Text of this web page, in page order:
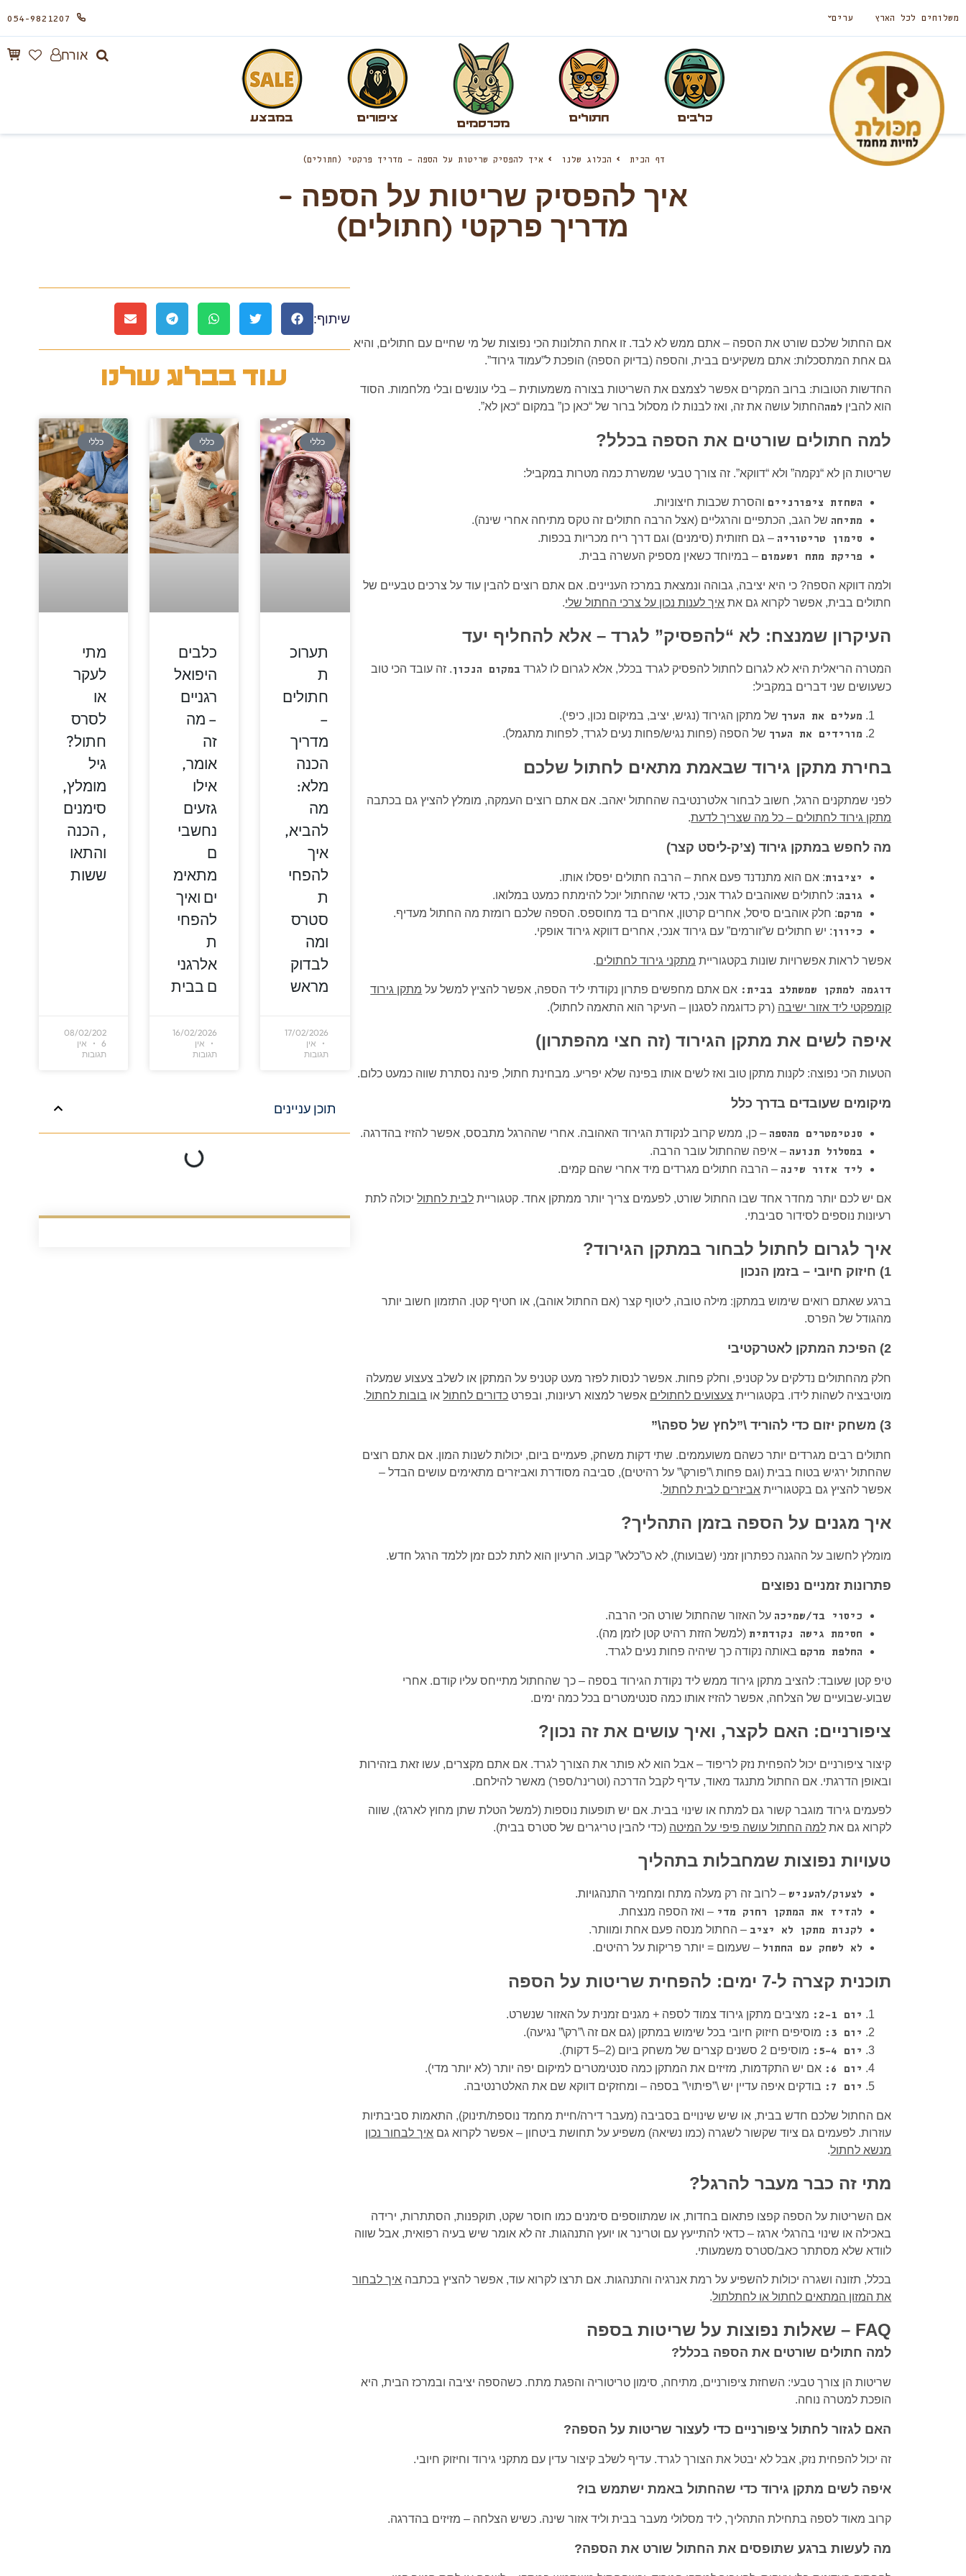
משלוחים לכל הארץ ערים 054-9821207
כלבים חתולים
מכרסמים
ציפורים במבצע
אורח
דף הבית הבלוג שלנו איך להפסיק שריטות על הספה – מדריך פרקטי (חתולים)
איך להפסיק שריטות על הספה –
מדריך פרקטי (חתולים)
אם החתול שלכם שורט את הספה – אתם ממש לא לבד. זו אחת התלונות הכי נפוצות של מי שחיים עם חתולים, והיא
גם אחת המתסכלות: אתם משקיעים בבית, והספה (בדיוק הספה) הופכת ל”עמוד גירוד”.
החדשות הטובות: ברוב המקרים אפשר לצמצם את השריטות בצורה משמעותית – בלי עונשים ובלי מלחמות. הסוד
הוא להבין למההחתול עושה את זה, ואז לבנות לו מסלול ברור של “כאן כן” במקום “כאן לא”.
למה חתולים שורטים את הספה בכלל?
שריטות הן לא “נקמה” ולא “דווקא”. זה צורך טבעי שמשרת כמה מטרות במקביל:
השחזת ציפורניים והסרת שכבות חיצוניות.
מתיחה של הגב, הכתפיים והרגליים (אצל הרבה חתולים זה טקס מתיחה אחרי שינה).
סימון טריטוריה – גם חזותית (סימנים) וגם דרך ריח מכריות בכפות.
פריקת מתח ושעמום – במיוחד כשאין מספיק העשרה בבית.
ולמה דווקא הספה? כי היא יציבה, גבוהה ונמצאת במרכז העניינים. אם אתם רוצים להבין עוד על צרכים טבעיים של
חתולים בבית, אפשר לקרוא גם את איך לענות נכון על צרכי החתול שלי.
העיקרון שמנצח: לא “להפסיק” לגרד – אלא להחליף יעד
המטרה הריאלית היא לא לגרום לחתול להפסיק לגרד בכלל, אלא לגרום לו לגרד במקום הנכון . זה עובד הכי טוב
כשעושים שני דברים במקביל:
מעלים את הערך של מתקן הגירוד (נגיש, יציב, במיקום נכון, כיפי).
מורידים את הערך של הספה (פחות נגיש/פחות נעים לגרד, לפחות מתגמל).
בחירת מתקן גירוד שבאמת מתאים לחתול שלכם
לפני שמתקנים הרגל, חשוב לבחור אלטרנטיבה שהחתול יאהב. אם אתם רוצים העמקה, מומלץ להציץ גם בכתבה
מתקן גירוד לחתולים – כל מה שצריך לדעת.
מה לחפש במתקן גירוד (צ’ק-ליסט קצר)
יציבות: אם הוא מתנדנד פעם אחת – הרבה חתולים יפסלו אותו.
גובה: לחתולים שאוהבים לגרד אנכי, כדאי שהחתול יוכל להימתח כמעט במלואו.
מרקם: חלק אוהבים סיסל, אחרים קרטון, אחרים בד מחוספס. הספה שלכם רומזת מה החתול מעדיף.
כיוון : יש חתולים ש”זורמים” עם גירוד אנכי, אחרים דווקא גירוד אופקי.
אפשר לראות אפשרויות שונות בקטגוריית מתקני גירוד לחתולים.
דוגמה למתקן שמשתלב בבית: אם אתם מחפשים פתרון נקודתי ליד הספה, אפשר להציץ למשל על מתקן גירוד
קומפקטי ליד אזור ישיבה (רק כדוגמה לסגנון – העיקר הוא התאמה לחתול).
איפה לשים את מתקן הגירוד (זה חצי מהפתרון)
הטעות הכי נפוצה: לקנות מתקן טוב ואז לשים אותו בפינה שלא יפריע. מבחינת חתול, פינה נסתרת שווה כמעט כלום.
מיקומים שעובדים בדרך כלל
סנטימטרים מהספה – כן, ממש קרוב לנקודת הגירוד האהובה. אחרי שההרגל מתבסס, אפשר להזיז בהדרגה.
במסלול תנועה – איפה שהחתול עובר הרבה.
ליד אזור שינה – הרבה חתולים מגרדים מיד אחרי שהם קמים.
אם יש לכם יותר מחדר אחד שבו החתול שורט, לפעמים צריך יותר ממתקן אחד. קטגוריית לבית לחתוליכולה לתת
רעיונות נוספים לסידור סביבתי.
איך לגרום לחתול לבחור במתקן הגירוד?
1) חיזוק חיובי – בזמן הנכון
ברגע שאתם רואים שימוש במתקן: מילה טובה, ליטוף קצר (אם החתול אוהב), או חטיף קטן. התזמון חשוב יותר
מהגודל של הפרס.
2) הפיכת המתקן לאטרקטיבי
חלק מהחתולים נדלקים על קטניפ, וחלק פחות. אפשר לנסות לפזר מעט קטניפ על המתקן או לשלב צעצוע שמעלה
מוטיבציה לשהות לידו. בקטגוריית צעצועים לחתולים אפשר למצוא רעיונות, ובפרט כדורים לחתולאו בובות לחתול.
3) משחק יזום כדי להוריד \”לחץ של ספה\”
חתולים רבים מגרדים יותר כשהם משועממים. שתי דקות משחק, פעמיים ביום, יכולות לשנות המון. אם אתם רוצים
שהחתול ירגיש בטוח בבית (וגם פחות \”פורק\” על רהיטים), סביבה מסודרת ואביזרים מתאימים עושים הבדל –
אפשר להציץ גם בקטגוריית אביזרים לבית לחתול.
איך מגנים על הספה בזמן התהליך?
מומלץ לחשוב על ההגנה כפתרון זמני (שבועות), לא כ\”כלא\” קבוע. הרעיון הוא לתת לכם זמן ללמד הרגל חדש.
פתרונות זמניים נפוצים
כיסוי בד/שמיכה על האזור שהחתול שורט הכי הרבה.
חסימת גישה נקודתית (למשל הזזת רהיט קטן לזמן מה).
החלפת מרקם באותה נקודה כך שיהיה פחות נעים לגרד.
טיפ קטן שעובד: להציב מתקן גירוד ממש ליד נקודת הגירוד בספה – כך שהחתול מתייחס עליו קודם. אחרי
שבוע-שבועיים של הצלחה, אפשר להזיז אותו כמה סנטימטרים בכל כמה ימים.
ציפורניים: האם לקצר, ואיך עושים את זה נכון?
קיצור ציפורניים יכול להפחית נזק לריפוד – אבל הוא לא פותר את הצורך לגרד. אם אתם מקצרים, עשו זאת בזהירות
ובאופן הדרגתי. אם החתול מתנגד מאוד, עדיף לקבל הדרכה (וטרינר/ספר) מאשר להילחם.
לפעמים גירוד מוגבר קשור גם למתח או שינוי בבית. אם יש תופעות נוספות (למשל הטלת שתן מחוץ לארגז), שווה
לקרוא גם את למה החתול עושה פיפי על המיטה (כדי להבין טריגרים של סטרס בבית).
טעויות נפוצות שמחבלות בתהליך
לצעוק/להעניש – לרוב זה רק מעלה מתח ומחמיר התנהגויות.
להזיז את המתקן רחוק מדי – ואז הספה מנצחת.
לקנות מתקן לא יציב – החתול מנסה פעם אחת ומוותר.
לא לשחק עם החתול – שעמום = יותר פריקות על רהיטים.
תוכנית קצרה ל-7 ימים: להפחית שריטות על הספה
יום 1–2: מציבים מתקן גירוד צמוד לספה + מגנים זמנית על האזור שנשרט.
יום 3: מוסיפים חיזוק חיובי בכל שימוש במתקן (גם אם זה \”רק\” נגיעה).
יום 4–5: מוסיפים 2 סשנים קצרים של משחק ביום (2–5 דקות).
יום 6: אם יש התקדמות, מזיזים את המתקן כמה סנטימטרים למיקום יפה יותר (לא יותר מדי).
יום 7: בודקים איפה עדיין יש \”פיתוי\” בספה – ומחזקים דווקא שם את האלטרנטיבה.
אם החתול שלכם חדש בבית, או שיש שינויים בסביבה (מעבר דירה/חיית מחמד נוספת/תינוק), התאמות סביבתיות
עוזרות. לפעמים גם ציוד שקשור לשגרה (כמו נשיאה) משפיע על תחושת ביטחון – אפשר לקרוא גם איך לבחור נכון
מנשא לחתול.
מתי זה כבר מעבר להרגל?
אם השריטות על הספה קפצו פתאום בחדות, או שמתווספים סימנים כמו חוסר שקט, תוקפנות, הסתתרות, ירידה
באכילה או שינוי בהרגלי ארגז – כדאי להתייעץ עם וטרינר או יועץ התנהגות. זה לא אומר שיש בעיה רפואית, אבל שווה
לוודא שלא מסתתר כאב/סטרס משמעותי.
בכלל, תזונה ושגרה יכולות להשפיע על רמת אנרגיה והתנהגות. אם תרצו לקרוא עוד, אפשר להציץ בכתבה איך לבחור
את המזון המתאים לחתול או לחתלתול.
FAQ – שאלות נפוצות על שריטות בספה
למה חתולים שורטים את הספה בכלל?
שריטות הן צורך טבעי: השחזת ציפורניים, מתיחה, סימון טריטוריה והפגת מתח. כשהספה יציבה ובמרכז הבית, היא
הופכת למטרה נוחה.
האם לגזור לחתול ציפורניים כדי לעצור שריטות על הספה?
זה יכול להפחית נזק, אבל לא יבטל את הצורך לגרד. עדיף לשלב קיצור עדין עם מתקני גירוד וחיזוק חיובי.
איפה לשים מתקן גירוד כדי שהחתול באמת ישתמש בו?
קרוב מאוד לספה בתחילת התהליך, ליד מסלולי מעבר בבית וליד אזור שינה. כשיש הצלחה – מזיזים בהדרגה.
מה לעשות ברגע שתופסים את החתול שורט את הספה?
שיתוף:
עוד בבלוג שלנו
כללי
תערוכ
ת
חתולים
–
מדריך
הכנה
מלא:
מה
להביא,
איך
להפחי
ת
סטרס
ומה
לבדוק
מראש
17/02/2026
אין
תגובות
כללי
כלבים
היפואל
רגניים
– מה
זה
אומר,
אילו
גזעים
נחשבי
ם
מתאימ
ים ואיך
להפחי
ת
אלרגני
ם בבית
16/02/2026
אין
תגובות
כללי
מתי
לעקר
או
לסרס
חתול?
גיל
מומלץ,
סימנים
, הכנה
והתאו
ששות
08/02/202
6
אין
תגובות
תוכן עניינים